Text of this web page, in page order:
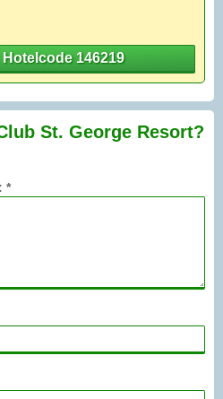
146219
St. George Resort?
*